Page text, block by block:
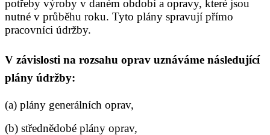
potřeby výroby v daném období a opravy, které jsou
nutné v průběhu roku. Tyto plány spravují přímo
pracovníci údržby.
V závislosti na rozsahu oprav uznáváme následující
plány údržby:
(a) plány generálních oprav,
(b) střednědobé plány oprav,